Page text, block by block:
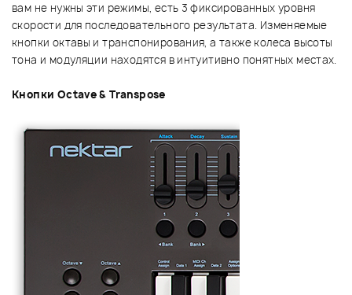
вам не нужны эти режимы, есть 3 фиксированных уровня
скорости для последовательного результата. Изменяемые
кнопки октавы и транспонирования, а также колеса высоты
тона и модуляции находятся в интуитивно понятных местах.
Кнопки Octave & Transpose